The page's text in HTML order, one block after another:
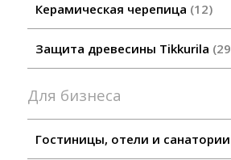
Керамическая черепица 12
Защита древесины Tikkurila 29
Для бизнеса
Гостиницы, отели и санатории